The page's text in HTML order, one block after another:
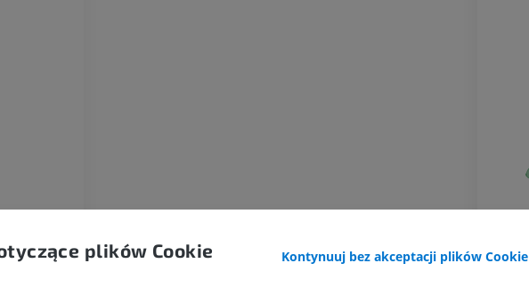
Ilustracje
PREMIUM
plików Cookie Kontynuuj bez akceptacji plików Cookie